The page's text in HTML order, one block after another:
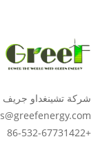
شركة تشينغداو جريف
+86-532-67731422